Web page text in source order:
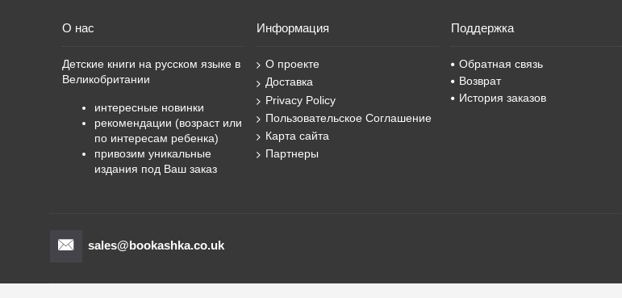
О нас
Детские книги на русском языке в
Великобритании
интересные новинки
рекомендации (возраст или
по интересам ребенка)
привозим уникальные
издания под Ваш заказ
Информация
О проекте
Доставка
Privacy Policy
Пользовательское Соглашение
Карта сайта
Партнеры
Поддержка
Обратная связь
Возврат
История заказов
sales@bookashka.co.uk